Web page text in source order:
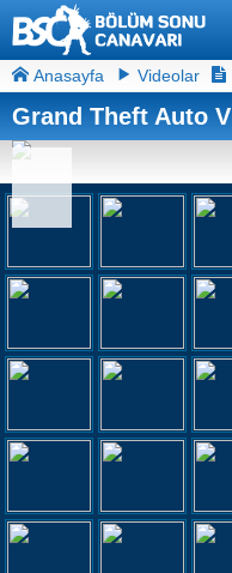
Anasayfa Videolar
Grand Theft Auto V